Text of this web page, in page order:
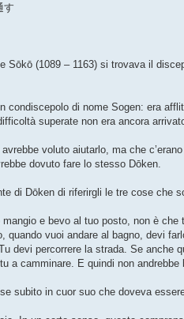
す
Sōkō (1089 – 1163) si trovava il
condiscepolo di nome Sogen: era
superate non era ancora
voluto aiutarlo, ma che
dovuto fare lo stesso Dōken.
di Dōken di riferirgli le tre cose che
e bevo al tuo posto, non è
quando vuoi andare al bagno, devi
devi percorrere la strada. Se
a camminare. E quindi non andrebbe
subito in cuor suo che doveva